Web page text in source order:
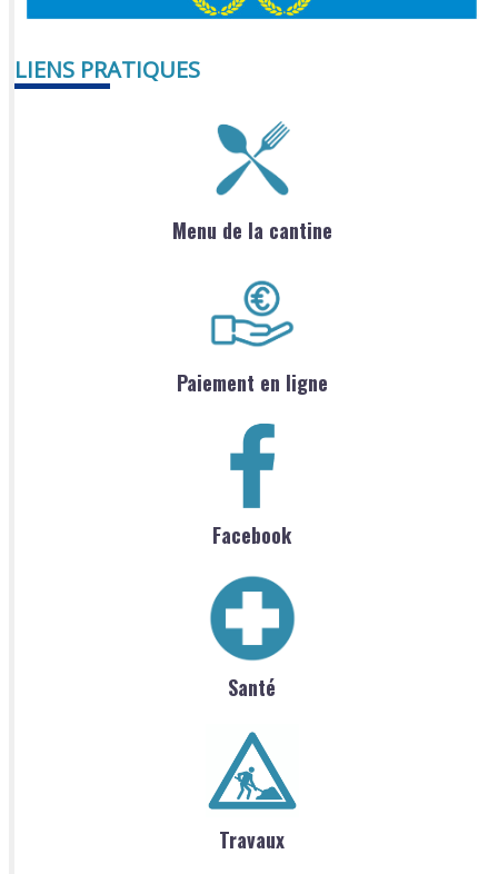
LIENS PRATIQUES
Menu de la cantine
Paiement en ligne
Facebook
Santé
Travaux